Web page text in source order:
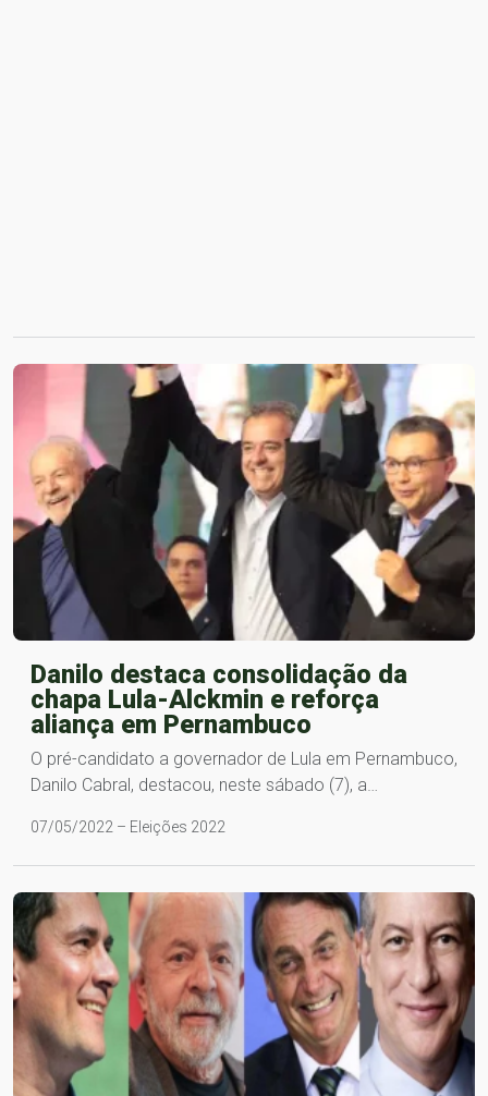
Danilo destaca consolidação da
chapa Lula-Alckmin e reforça
aliança em Pernambuco
O pré-candidato a governador de Lula em Pernambuco,
Danilo Cabral, destacou, neste sábado (7), a…
07/05/2022 – Eleições 2022